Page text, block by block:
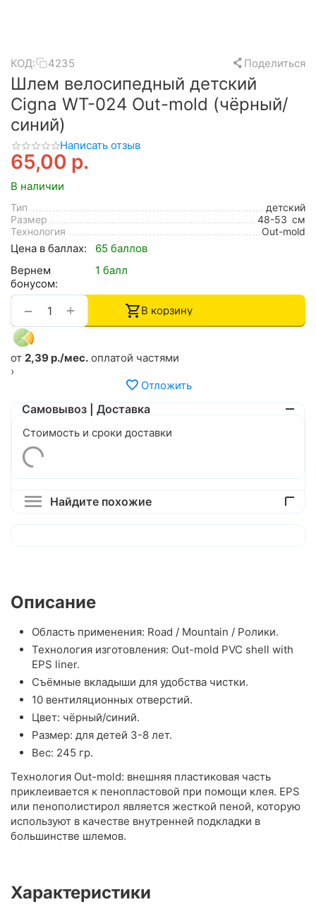
КОД: 4235 Поделиться
Шлем велосипедный детский
Cigna WT-024 Out-mold (чёрный/
синий)
Написать отзыв
65,00 р.
В наличии
Тип
детский
Размер
48-53 см
Технология
Out-mold
Цена в баллах:
65 баллов
Вернем
бонусом:
1 балл
+
− В корзину
от 2,39 р./мес. оплатой частями
›
Отложить
Самовывоз | Доставка
Стоимость и сроки доставки
Найдите похожие
Описание
Область применения: Road / Mountain / Ролики.
Технология изготовления: Out-mold PVC shell with
EPS liner.
Съёмные вкладыши для удобства чистки.
10 вентиляционных отверстий.
Цвет: чёрный/синий.
Размер: для детей 3-8 лет.
Вес: 245 гр.
Технология Out-mold: внешняя пластиковая часть
приклеивается к пенопластовой при помощи клея. EPS
или пенополистирол является жесткой пеной, которую
используют в качестве внутренней подкладки в
большинстве шлемов.
Характеристики